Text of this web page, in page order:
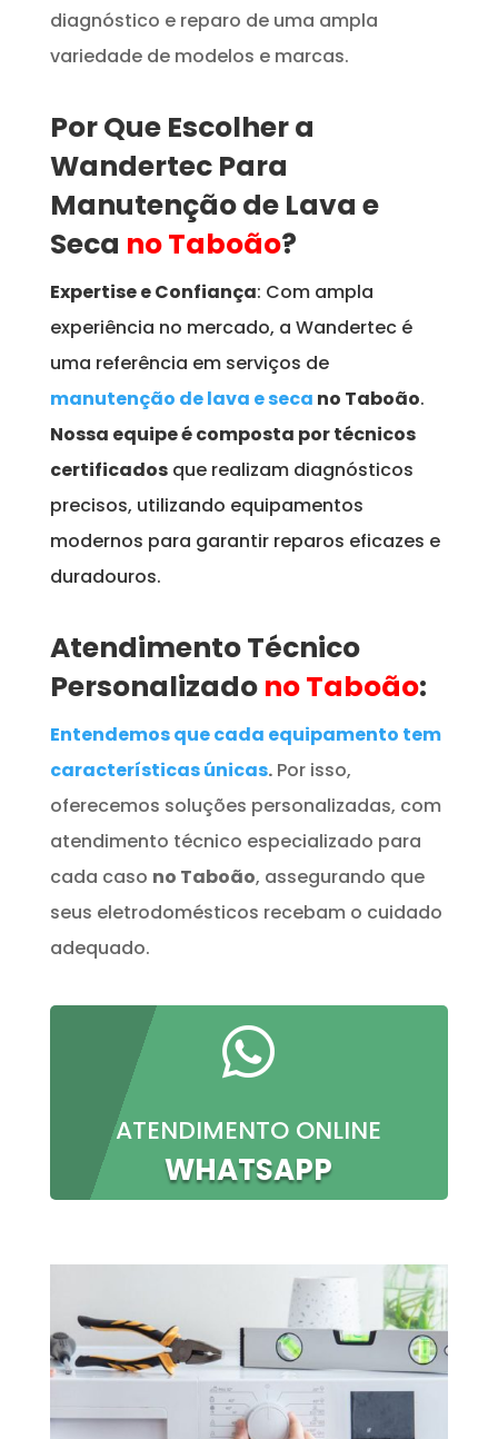
diagnóstico e reparo de uma ampla
variedade de modelos e marcas.
Por Que Escolher a
Wandertec Para
Manutenção de Lava e
Seca no Taboão?
Expertise e Confiança: Com ampla
experiência no mercado, a Wandertec é
uma referência em serviços de
manutenção de lava e seca no Taboão.
Nossa equipe é composta por técnicos
certificadosque realizam diagnósticos
precisos, utilizando equipamentos
modernos para garantir reparos eficazes e
duradouros.
Atendimento Técnico
Personalizado no Taboão:
Entendemos que cada equipamento tem
características únicas.Por isso,
oferecemos soluções personalizadas, com
atendimento técnico especializado para
cada caso no Taboão, assegurando que
seus eletrodomésticos recebam o cuidado
adequado.

ATENDIMENTO ONLINE
WHATSAPP